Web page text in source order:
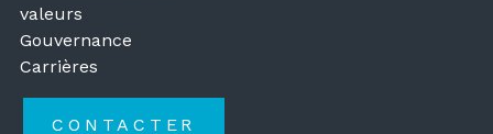
valeurs
Gouvernance
Carrières
CONTACTER